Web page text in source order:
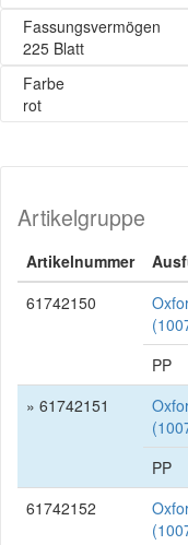
Fassungsvermögen
225 Blatt
Farbe
rot
Artikelgruppe
Artikelnummer
61742150
PP
» 61742151
PP
61742152